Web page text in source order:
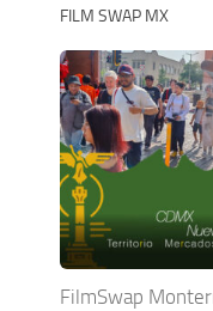
FILM SWAP MX
FilmSwap